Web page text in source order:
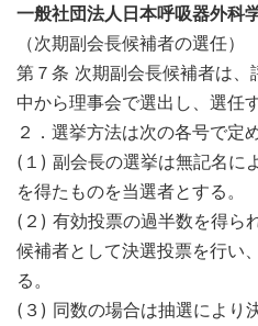
一般社団法人日本呼吸器外科
（次期副会長候補者の選任）
第７条 次期副会長候補者は
中から理事会で選出し、選任す
２．選挙方法は次の各号で定め
(１) 副会長の選挙は無記名に
を得たものを当選者とする。
(２) 有効投票の過半数を得ら
候補者として決選投票を行い
る。
(３) 同数の場合は抽選により